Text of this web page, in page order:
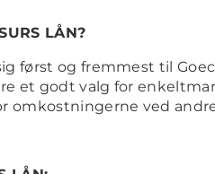
LÅN?
først og fremmest til
et godt valg for
omkostningerne ved